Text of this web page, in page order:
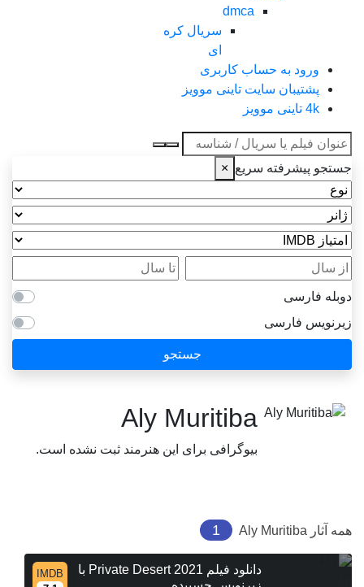
dmca
سریال کره
ای
ورود به حساب کاربری
پشتیبان سایت تاینی موویز
4k تاینی موویز
عنوان جستجو
جستجو پیشرفته سریع ×
نوع
ژانر
امتیاز IMDB
از سال
تا سال
دوبله فارسی
زیرنویس فارسی
جستجو
Aly Muritiba
بیوگرافی برای این هنرمند ثبت نشده است.
همه آثار Aly Muritiba
1
دانلود فیلم Private Desert 2021 با
IMDB